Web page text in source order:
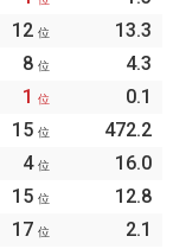
12位
13.3
8位
4.3
1位
0.1
15位
472.2
4位
16.0
15位
12.8
17位
2.1